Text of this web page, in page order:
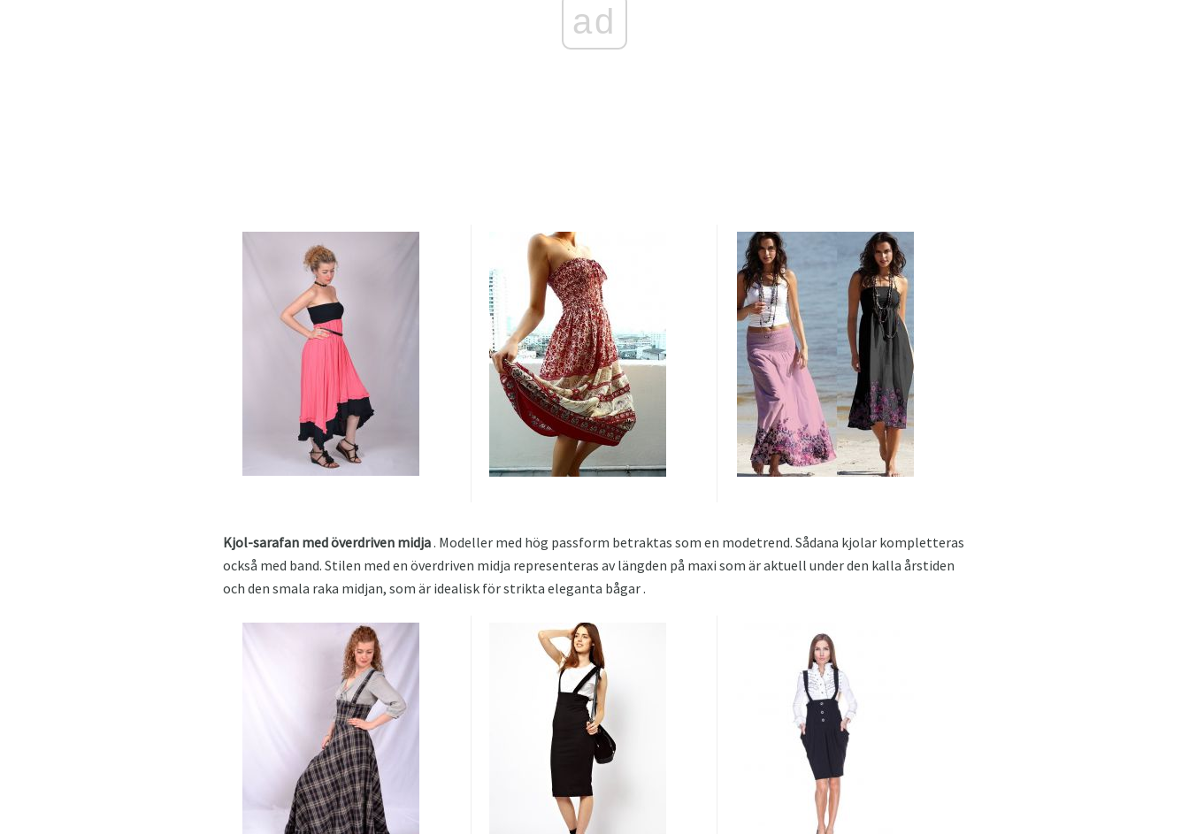
ad
Kjol-sarafan med överdriven midja. Modeller med hög passform betraktas som en modetrend. Sådana kjolar kompletteras
också med band. Stilen med en överdriven midja representeras av längden på maxi som är aktuell under den kalla årstiden
och den smala raka midjan, som är idealisk för strikta eleganta bågar .